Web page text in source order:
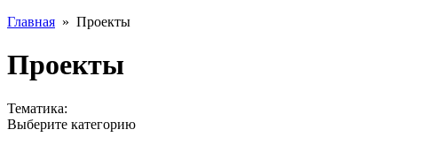
Главная » Проекты
Проекты
Тематика:
Выберите категорию